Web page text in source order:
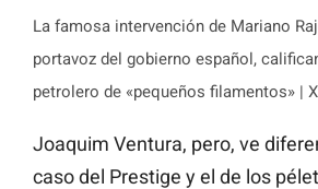
La famosa intervención de Mariano
portavoz del gobierno español,
petrolero de «pequeños filamentos» | X
Joaquim Ventura, pero, ve
caso del Prestige y el de los